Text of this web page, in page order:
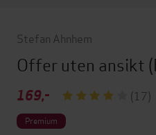
Stefan Ahnhem
Offer uten ansikt
169,- (17)
Premium